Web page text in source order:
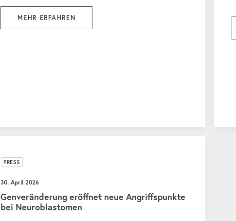
MEHR ERFAHREN
PRESS
30. April 2026
Genveränderung eröffnet neue Angriffspunkte
bei Neuroblastomen